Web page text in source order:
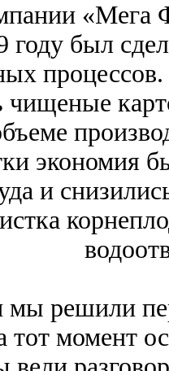
«Мега
году был
чищеные
экономия
и
решили
тот момент